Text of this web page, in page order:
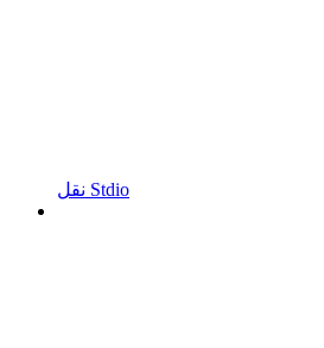
نقل Stdio